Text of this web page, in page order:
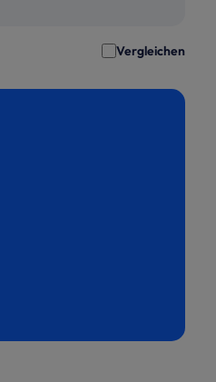
Vergleichen